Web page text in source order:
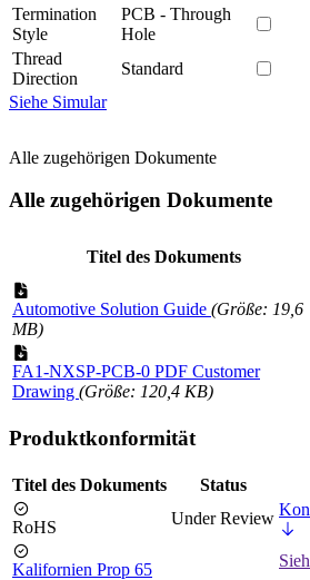
Termination
Style
PCB - Through
Hole
Thread
Direction
Standard
Siehe Simular
Alle zugehörigen Dokumente
Alle zugehörigen Dokumente
Titel des Dokuments
Automotive Solution Guide (Größe: 19,6
MB)
FA1-NXSP-PCB-0 PDF Customer
Drawing (Größe: 120,4 KB)
Produktkonformität
Titel des Dokuments Status
RoHS Under Review
Kalifornien Prop 65